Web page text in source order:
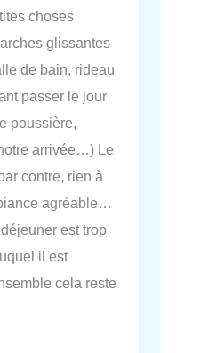
choses
glissantes
de bain, rideau
passer le jour
poussière,
arrivée…) Le
contre, rien à
agréable…
est trop
il est
cela reste